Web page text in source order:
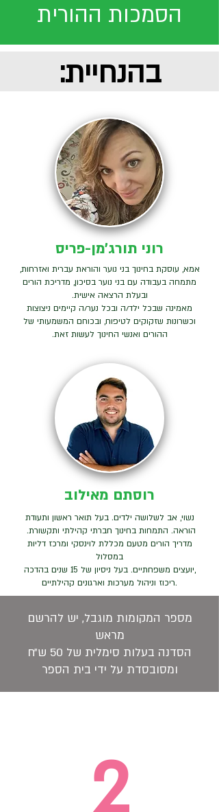
הסמכות ההורית
בהנחיית:
רוני תורג׳מן-פריס
אמא, עוסקת בחינוך בני נוער והוראת עברית ואזרחות,
מתמחה בעבודה עם בני נוער בסיכון, מדריכת הורים
ובעלת הרצאה אישית.
מאמינה שבכל ילד/ה ובכל נער/ה קיימים ניצוצות
וכשרונות שזקוקים לטיפוח, ובכוחם המשמעותי של
ההורים ואנשי החינוך לעשות זאת.
רוסתם מאילוב
נשוי, אב לשלושה ילדים. בעל תואר ראשון ותעודת
הוראה. התמחות בחינוך חברתי קהילתי ותקשורת.
מדריך הורים מטעם מכללת לוינסקי ומרכז דליות
במסלול
,יועצים משפחתיים. בעל ניסיון של 15 שנים בהדכה
.ריכוז וניהול מערכות וארגונים קהילתיים
מספר המקומות מוגבל, יש להרשם
מראש
הסדנה בעלות סימלית של 50 ש״ח
ומסובסדת על ידי בית הספר
2